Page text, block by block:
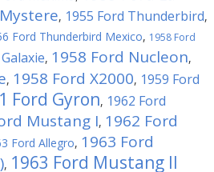
, 1955 Ford Thunderbird,
Ford Thunderbird Mexico, 1958 Ford
, 1958 Ford Nucleon,
, 1958 Ford X2000, 1959 Ford
Ford Gyron, 1962 Ford
Mustang I, 1962 Ford
Ford Allegro, 1963 Ford
, 1963 Ford Mustang II